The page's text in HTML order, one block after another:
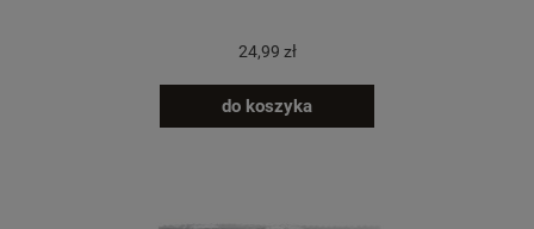
24,99 zł
do koszyka